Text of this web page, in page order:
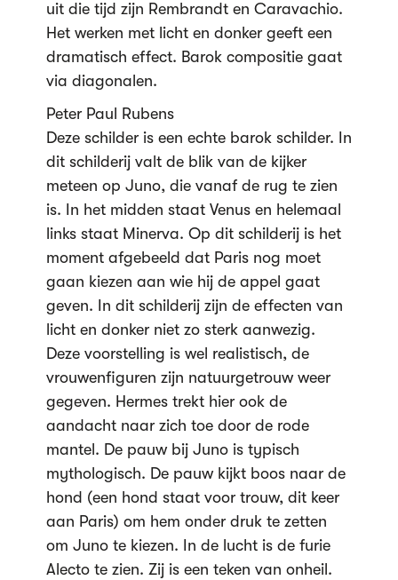
uit die tijd zijn Rembrandt en Caravachio.
Het werken met licht en donker geeft een
dramatisch effect. Barok compositie gaat
via diagonalen.
Peter Paul Rubens
Deze schilder is een echte barok schilder. In
dit schilderij valt de blik van de kijker
meteen op Juno, die vanaf de rug te zien
is. In het midden staat Venus en helemaal
links staat Minerva. Op dit schilderij is het
moment afgebeeld dat Paris nog moet
gaan kiezen aan wie hij de appel gaat
geven. In dit schilderij zijn de effecten van
licht en donker niet zo sterk aanwezig.
Deze voorstelling is wel realistisch, de
vrouwenfiguren zijn natuurgetrouw weer
gegeven. Hermes trekt hier ook de
aandacht naar zich toe door de rode
mantel. De pauw bij Juno is typisch
mythologisch. De pauw kijkt boos naar de
hond (een hond staat voor trouw, dit keer
aan Paris) om hem onder druk te zetten
om Juno te kiezen. In de lucht is de furie
Alecto te zien. Zij is een teken van onheil.